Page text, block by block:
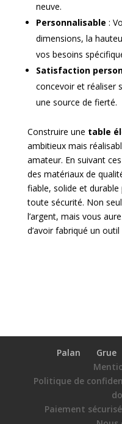
neuve.
Personnalisable :
dimensions, la
vos besoins
Satisfaction
concevoir et réaliser
une source de fierté.
Construire une table
ambitieux mais
amateur. En suivant
des matériaux de
fiable, solide et
toute sécurité. Non
l’argent, mais vous
d’avoir fabriqué un
Palan Grue
Politique de
Paiement sécurisé